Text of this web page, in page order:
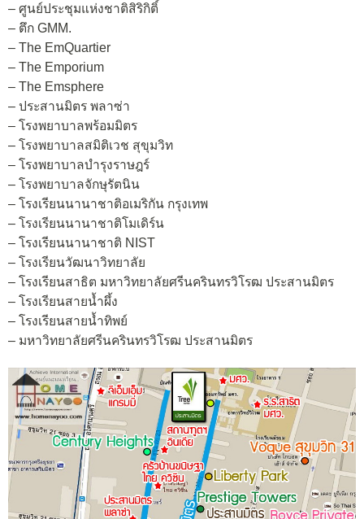
– ศูนย์ประชุมแห่งชาติสิริกิติ์
– ตึก GMM.
– The EmQuartier
– The Emporium
– The Emsphere
– ประสานมิตร พลาซ่า
– โรงพยาบาลพร้อมมิตร
– โรงพยาบาลสมิติเวช สุขุมวิท
– โรงพยาบาลบำรุงราษฎร์
– โรงพยาบาลจักษุรัตนิน
– โรงเรียนนานาชาติอเมริกัน กรุงเทพ
– โรงเรียนนานาชาติโมเดิร์น
– โรงเรียนนานาชาติ NIST
– โรงเรียนวัฒนาวิทยาลัย
– โรงเรียนสาธิต มหาวิทยาลัยศรีนครินทรวิโรฒ ประสานมิตร
– โรงเรียนสายน้ำผึ้ง
– โรงเรียนสายน้ำทิพย์
– มหาวิทยาลัยศรีนครินทรวิโรฒ ประสานมิตร